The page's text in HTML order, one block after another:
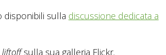
disponibili sulla discussione dedicata a
liftoffsulla sua galleria Flickr.